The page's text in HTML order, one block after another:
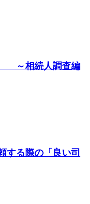
～相続人調査編
する際の「良い司